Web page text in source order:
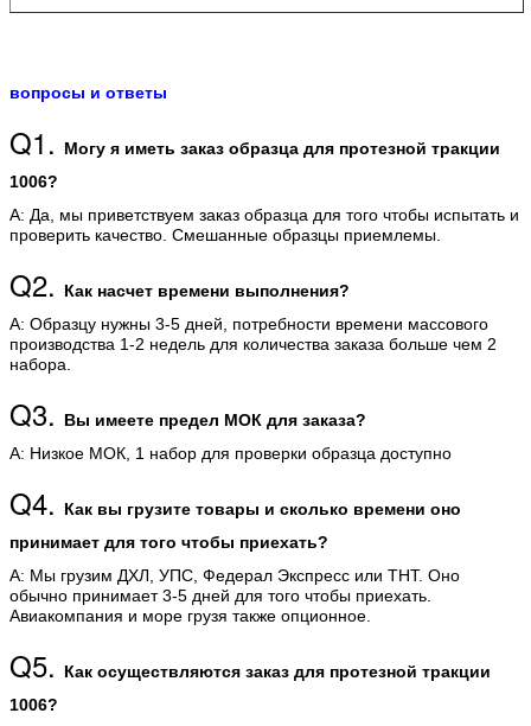
вопросы и ответы
Q1.
Могу я иметь заказ образца для протезной тракции
1006?
А: Да, мы приветствуем заказ образца для того чтобы испытать и
проверить качество. Смешанные образцы приемлемы.
Q2.
Как насчет времени выполнения?
А: Образцу нужны 3-5 дней, потребности времени массового
производства 1-2 недель для количества заказа больше чем 2
набора.
Q3.
Вы имеете предел МОК для заказа?
А: Низкое МОК, 1 набор для проверки образца доступно
Q4.
Как вы грузите товары и сколько времени оно
принимает для того чтобы приехать?
А: Мы грузим ДХЛ, УПС, Федерал Экспресс или ТНТ. Оно
обычно принимает 3-5 дней для того чтобы приехать.
Авиакомпания и море грузя также опционное.
Q5.
Как осуществляются заказ для протезной тракции
1006?